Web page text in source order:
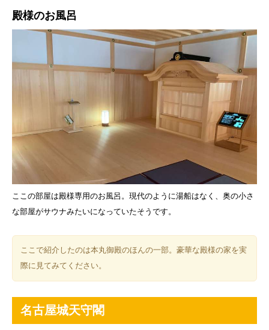
殿様のお風呂
ここの部屋は殿様専用のお風呂。現代のように湯船はなく、奥の小さ
な部屋がサウナみたいになっていたそうです。
ここで紹介したのは本丸御殿のほんの一部。豪華な殿様の家を実
際に見てみてください。
名古屋城天守閣